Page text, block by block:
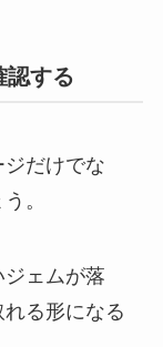
認する
だけでな
。
ェムが落
る形になる